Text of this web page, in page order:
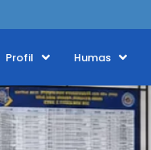
Profil Humas